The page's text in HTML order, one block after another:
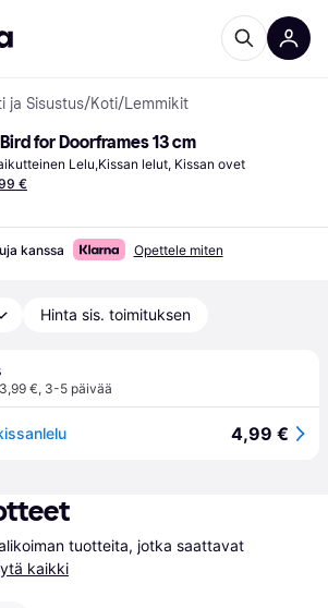
ja Sisustus/Koti/Lemmikit
for Doorframes 13 cm
Lelu,Kissan lelut, Kissan ovet
€
kanssa Opettele miten
Hinta sis. toimituksen
€, 3-5 päivää
4,99 €
tuotteita, jotka saattavat
kaikki